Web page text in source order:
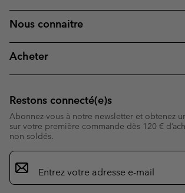
Nous connaitre
Acheter
Restons connecté(e)s
Abonnez-vous à notre newsletter et obtenez
sur votre première commande dès 120 €
non soldés.
Inscription
par
e-